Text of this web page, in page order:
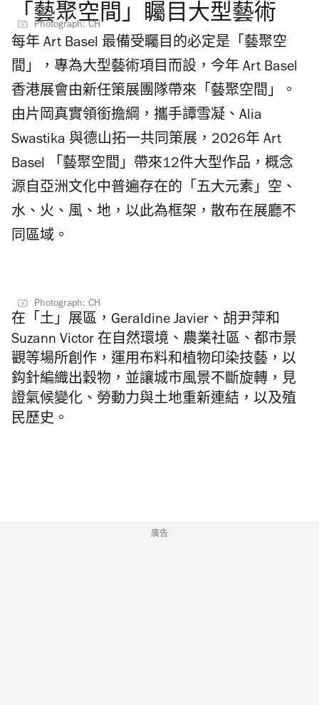
「藝聚空間」矚目大型藝術
Photograph: CH
每年 Art Basel 最備受矚目的必定是「藝聚空
間」，專為大型藝術項目而設，今年 Art Basel
香港展會由新任策展團隊帶來「藝聚空間」。
由片岡真實領銜擔綱，攜手譚雪凝、Alia
Swastika 與德山拓一共同策展，2026年 Art
Basel 「藝聚空間」帶來12件大型作品，概念
源自亞洲文化中普遍存在的「五大元素」空、
水、火、風、地，以此為框架，散布在展廳不
同區域。
Photograph: CH
在「土」展區，Geraldine Javier、胡尹萍和
Suzann Victor 在自然環境、農業社區、都市景
觀等場所創作，運用布料和植物印染技藝，以
鈎針編織出穀物，並讓城市風景不斷旋轉，見
證氣候變化、勞動力與土地重新連結，以及殖
民歷史。
廣告